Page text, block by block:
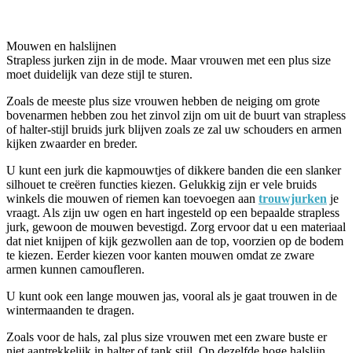
Mouwen en halslijnen
Strapless jurken zijn in de mode. Maar vrouwen met een plus size
moet duidelijk van deze stijl te sturen.
Zoals de meeste plus size vrouwen hebben de neiging om grote
bovenarmen hebben zou het zinvol zijn om uit de buurt van strapless
of halter-stijl bruids jurk blijven zoals ze zal uw schouders en armen
kijken zwaarder en breder.
U kunt een jurk die kapmouwtjes of dikkere banden die een slanker
silhouet te creëren functies kiezen. Gelukkig zijn er vele bruids
winkels die mouwen of riemen kan toevoegen aan trouwjurken je
vraagt. Als zijn uw ogen en hart ingesteld op een bepaalde strapless
jurk, gewoon de mouwen bevestigd. Zorg ervoor dat u een materiaal
dat niet knijpen of kijk gezwollen aan de top, voorzien op de bodem
te kiezen. Eerder kiezen voor kanten mouwen omdat ze zware
armen kunnen camoufleren.
U kunt ook een lange mouwen jas, vooral als je gaat trouwen in de
wintermaanden te dragen.
Zoals voor de hals, zal plus size vrouwen met een zware buste er